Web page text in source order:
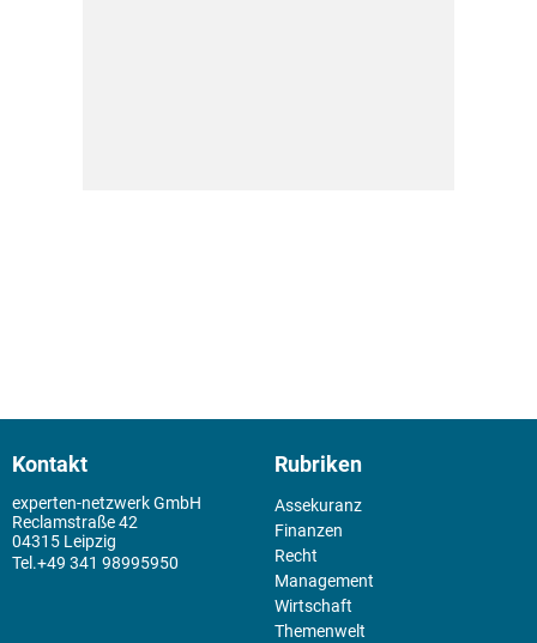
Kontakt
experten-netzwerk GmbH
Reclamstraße 42
04315 Leipzig
+49 341 98995950
Rubriken
Assekuranz
Finanzen
Recht
Management
Wirtschaft
Themenwelt